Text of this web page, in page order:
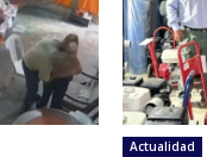
Actualidad